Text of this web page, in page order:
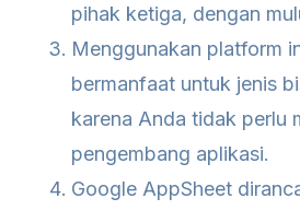
pihak ketiga, dengan
Menggunakan platform
bermanfaat untuk jenis
karena Anda tidak perlu
pengembang aplikasi.
Google AppSheet